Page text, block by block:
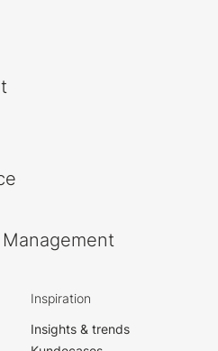
Inspiration
Insights & trends